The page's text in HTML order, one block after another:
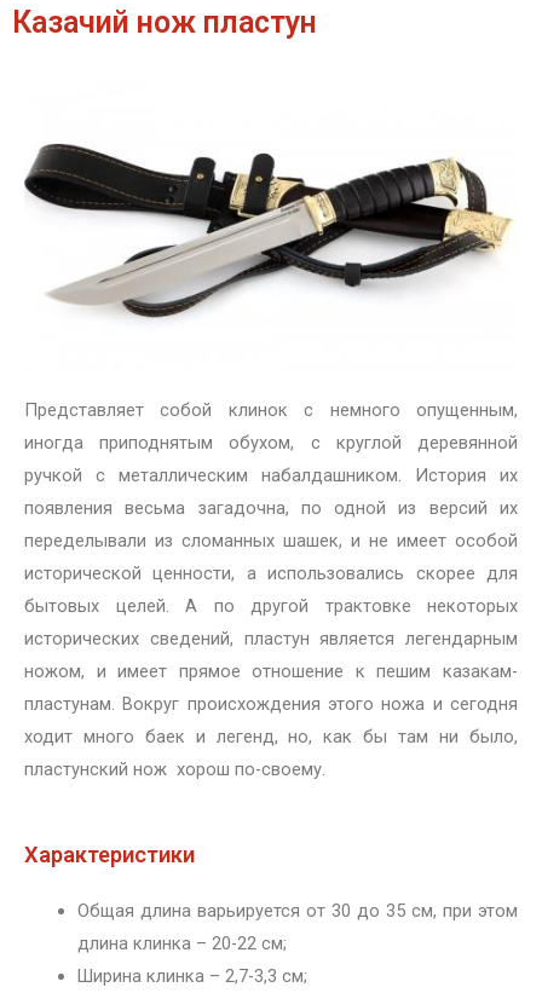
Казачий нож пластун
Представляет собой клинок с немного опущенным,
иногда приподнятым обухом, с круглой деревянной
ручкой с металлическим набалдашником. История их
появления весьма загадочна, по одной из версий их
переделывали из сломанных шашек, и не имеет особой
исторической ценности, а использовались скорее для
бытовых целей. А по другой трактовке некоторых
исторических сведений, пластун является легендарным
ножом, и имеет прямое отношение к пешим казакам-
пластунам. Вокруг происхождения этого ножа и сегодня
ходит много баек и легенд, но, как бы там ни было,
пластунский нож хорош по-своему.
Характеристики
Общая длина варьируется от 30 до 35 см, при этом
длина клинка – 20-22 см;
Ширина клинка – 2,7-3,3 см;